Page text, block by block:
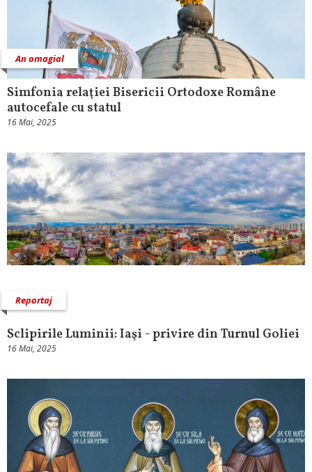
An omagial
Simfonia relaţiei Bisericii Ortodoxe Române
autocefale cu statul
16 Mai, 2025
Reportaj
Sclipirile Luminii: Iaşi - privire din Turnul Goliei
16 Mai, 2025